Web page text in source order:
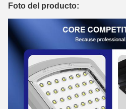
Foto del producto: